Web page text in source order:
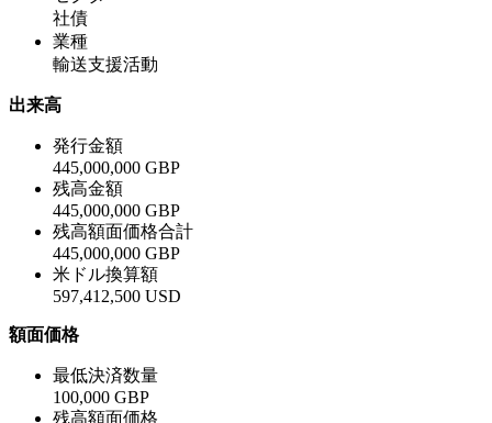
社債
業種
輸送支援活動
出来高
発行金額
445,000,000 GBP
残高金額
445,000,000 GBP
残高額面価格合計
445,000,000 GBP
米ドル換算額
597,412,500 USD
額面価格
最低決済数量
100,000 GBP
残高額面価格